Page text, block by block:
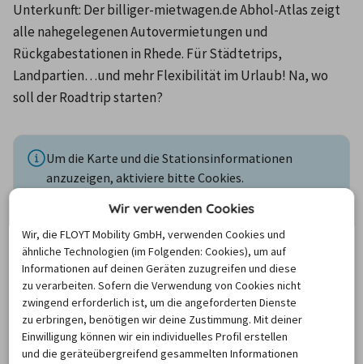
Unterkunft: Der billiger-mietwagen.de Abhol-Atlas zeigt
alle nahegelegenen Autovermietungen und
Rückgabestationen in Rhede. Für Städtetrips,
Landpartien…und mehr Flexibilität im Urlaub! Na, wo
soll der Roadtrip starten?
Um die Karte und die Stationsinformationen
anzuzeigen, aktiviere bitte Cookies.
Benötige ich für die Buchung
eines Mietfahrzeuges in Rhede
zwangsläufig eine Kreditkarte?
Wir verwenden Cookies
Wir, die FLOYT Mobility GmbH, verwenden Cookies und
ähnliche Technologien (im Folgenden: Cookies), um auf
Informationen auf deinen Geräten zuzugreifen und diese
zu verarbeiten. Sofern die Verwendung von Cookies nicht
zwingend erforderlich ist, um die angeforderten Dienste
zu erbringen, benötigen wir deine Zustimmung. Mit deiner
Einwilligung können wir ein individuelles Profil erstellen
und die geräteübergreifend gesammelten Informationen